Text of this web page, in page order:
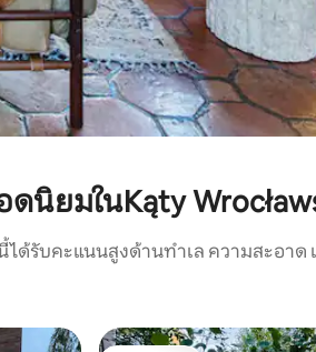
นิยมในKąty
ได้รับคะแนนสูงด้านทำเล ความสะอาด